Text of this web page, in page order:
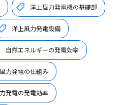
洋上風力発電機の基礎部
洋上風力発電設備
自然エネルギーの発電効率
風力発電の仕組み
発電の発電効率